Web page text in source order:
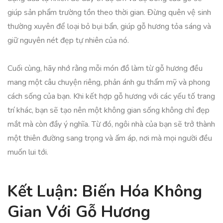
giúp sản phẩm trường tồn theo thời gian. Đừng quên vệ sinh
thường xuyên để loại bỏ bụi bẩn, giúp gỗ hương tỏa sáng và
giữ nguyên nét đẹp tự nhiên của nó.
Cuối cùng, hãy nhớ rằng mỗi món đồ làm từ gỗ hương đều
mang một câu chuyện riêng, phản ánh gu thẩm mỹ và phong
cách sống của bạn. Khi kết hợp gỗ hương với các yếu tố trang
trí khác, bạn sẽ tạo nên một không gian sống không chỉ đẹp
mắt mà còn đầy ý nghĩa. Từ đó, ngôi nhà của bạn sẽ trở thành
một thiên đường sang trọng và ấm áp, nơi mà mọi người đều
muốn lui tới.
Kết Luận: Biến Hóa Không
Gian Với Gỗ Hương